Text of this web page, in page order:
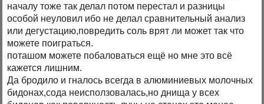
началу тоже так делал потом перестал и разницы
особой неуловил ибо не делал сравнительный анализ
или дегустацию,повредить соль врят ли может так что
можете поиграться.
поташом можете побаловаться ещё но мне это всё
кажется лишним.
Да бродило и гналось всегда в алюминиевых молочных
бидонах,сода неисползовалась,но днища у всех